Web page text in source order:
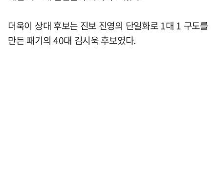
더욱이 상대 후보는 진보 진영의 단일화로 1대 1 구도를
만든 패기의 40대 김시욱 후보였다.